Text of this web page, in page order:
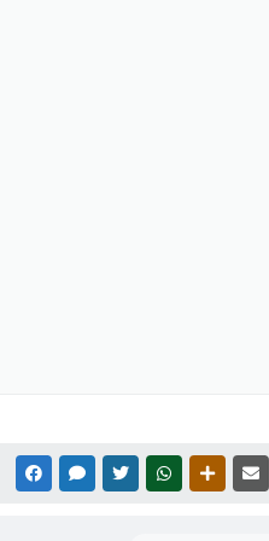
FACEBOOKMESSENGER
TWITTERWHATSAPP